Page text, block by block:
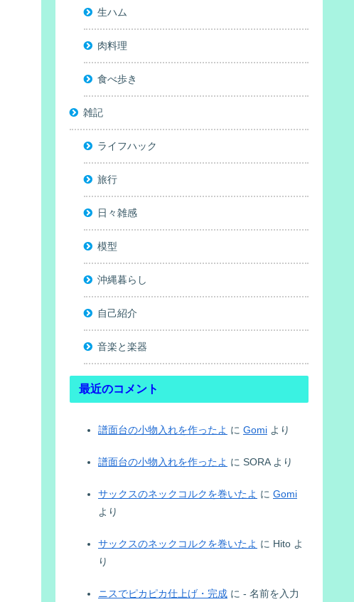
生ハム
肉料理
食べ歩き
雑記
ライフハック
旅行
日々雑感
模型
沖縄暮らし
自己紹介
音楽と楽器
最近のコメント
譜面台の小物入れを作ったよ に Gomi より
譜面台の小物入れを作ったよ に SORAより
サックスのネックコルクを巻いたよ に Gomi
より
サックスのネックコルクを巻いたよ に Hito よ
り
ニスでピカピカ仕上げ・完成 に - 名前を入力